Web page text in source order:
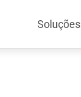
Soluções